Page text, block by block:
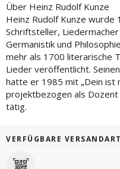
Über Heinz Rudolf Kunze
Heinz Rudolf Kunze
Schriftsteller,
Germanistik und
mehr als 1700 literarische
Lieder veröffentlicht.
hatte er 1985 mit „Dein ist
projektbezogen als
tätig.
VERFÜGBARE